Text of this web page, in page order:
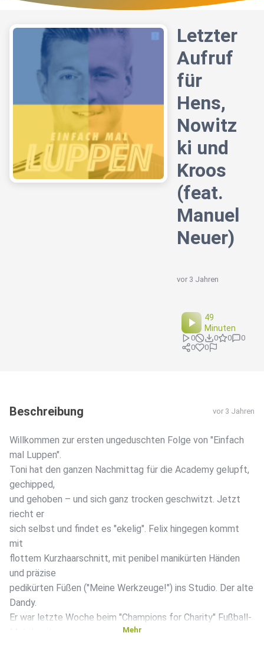
Letzter
Aufruf
für
Hens,
Nowitz
ki und
Kroos
(feat.
Manuel
Neuer)
vor 3 Jahren
49
Minuten
0 0 0
0
0
0
Beschreibung vor 3 Jahren
Willkommen zur ersten ungeduschten Folge von "Einfach
mal Luppen".
Toni hat den ganzen Nachmittag für die Academy gelupft,
gechipped,
und gehoben – und sich ganz trocken geschwitzt. Jetzt
riecht er
sich selbst und findet es "ekelig". Felix hingegen kommt
mit
flottem Kurzhaarschnitt, mit penibel manikürten Händen
und präzise
pedikürten Füßen ("Meine Werkzeuge!") ins Studio. Der alte
Dandy.
Er war letzte Woche beim "Champions for Charity" Fußball-
Mehr